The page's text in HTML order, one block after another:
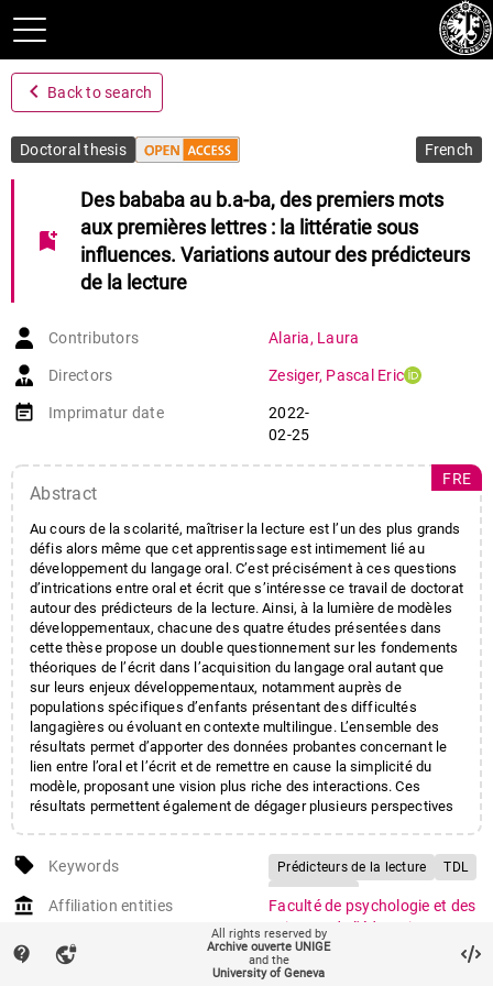
navigate_before Back to search
Doctoral thesis French
bookmark_add
Des bababa au b.a-ba, des premiers mots
aux premières lettres : la littératie sous
influences. Variations autour des prédicteurs
de la lecture
Contributors Alaria, Laura
Directors Zesiger, Pascal Eric
event_note Imprimatur date
2022-
02-25
Abstract
Au cours de la scolarité, maîtriser la lecture est l’un des plus grands
défis alors même que cet apprentissage est intimement lié au
développement du langage oral. C’est précisément à ces questions
d’intrications entre oral et écrit que s’intéresse ce travail de doctorat
autour des prédicteurs de la lecture. Ainsi, à la lumière de modèles
développementaux, chacune des quatre études présentées dans
cette thèse propose un double questionnement sur les fondements
théoriques de l’écrit dans l’acquisition du langage oral autant que
sur leurs enjeux développementaux, notamment auprès de
populations spécifiques d’enfants présentant des difficultés
langagières ou évoluant en contexte multilingue. L’ensemble des
résultats permet d’apporter des données probantes concernant le
lien entre l’oral et l’écrit et de remettre en cause la simplicité du
modèle, proposant une vision plus riche des interactions. Ces
résultats permettent également de dégager plusieurs perspectives
FRE
local_offer Keywords Prédicteurs de la lecture
TDL
Vocabulaire réceptif
Discrimination phonémique
Attention auditive
account_balance Affiliation entities
Faculté de psychologie et des
sciences de l'éducation
Section de psychologie
contact_support vpn_lock
All rights reserved by
Archive ouverte UNIGE
and the
University of Geneva